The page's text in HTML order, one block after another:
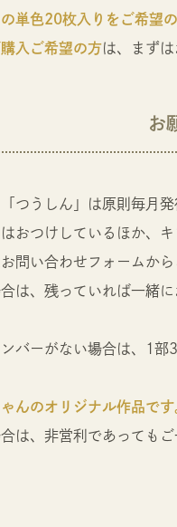
単色20枚入りをご希望
入ご希望の方は、まず
お
つうしん」は原則毎月発
おつけしているほか、
問い合わせフォームから
は、残っていれば一緒
バーがない場合は、1部
んのオリジナル作品です
は、非営利であっても